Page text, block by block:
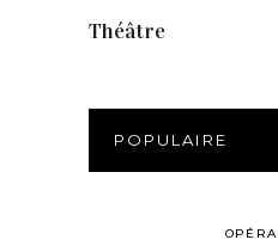
Théâtre
POPULAIRE
OPÉRA